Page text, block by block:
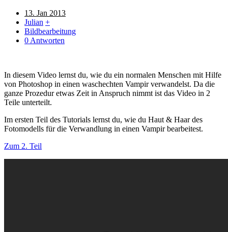
13. Jan 2013
Julian +
Bildbearbeitung
0 Antworten
0.jpg
In diesem Video lernst du, wie du ein normalen Menschen mit Hilfe
von Photoshop in einen waschechten Vampir verwandelst. Da die
ganze Prozedur etwas Zeit in Anspruch nimmt ist das Video in 2
Teile unterteilt.
Im ersten Teil des Tutorials lernst du, wie du Haut & Haar des
Fotomodells für die Verwandlung in einen Vampir bearbeitest.
Zum 2. Teil